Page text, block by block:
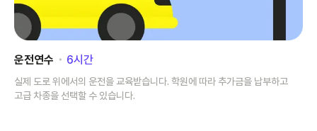
운전연수 ･ 6시간
실제 도로 위에서의 운전을 교육받습니다. 학원에 따라 추가금을 납부하고
고급 차종을 선택할 수 있습니다.